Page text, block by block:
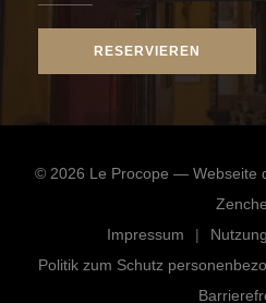
RESERVIEREN
© 2026 Le Procope — Webseite
Impressum
((öffnet ein
Politik zum Schutz
((öffnet